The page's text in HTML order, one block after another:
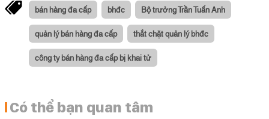
bán hàng đa cấp bhđc Bộ trưởng Trần Tuấn Anh
quản lý bán hàng đa cấp thắt chặt quản lý bhđc
công ty bán hàng đa cấp bị khai tử
Có thể bạn quan tâm